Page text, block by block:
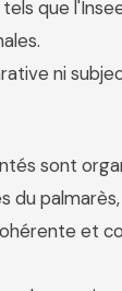
que
ni
sont
du
et